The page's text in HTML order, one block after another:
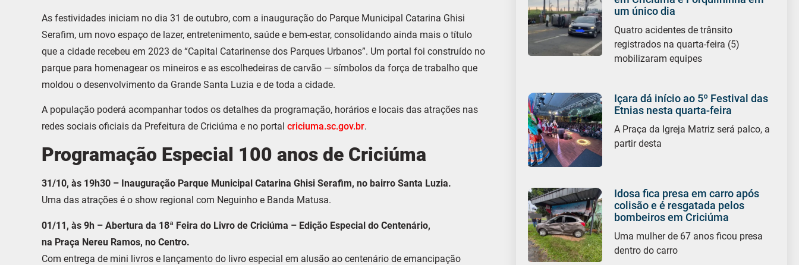
As festividades iniciam no dia 31 de outubro, com a inauguração do Parque Municipal Catarina Ghisi
Serafim, um novo espaço de lazer, entretenimento, saúde e bem-estar, consolidando ainda mais o título
que a cidade recebeu em 2023 de “Capital Catarinense dos Parques Urbanos”. Um portal foi construído no
parque para homenagear os mineiros e as escolhedeiras de carvão — símbolos da força de trabalho que
moldou o desenvolvimento da Grande Santa Luzia e de toda a cidade.
A população poderá acompanhar todos os detalhes da programação, horários e locais das atrações nas
redes sociais oficiais da Prefeitura de Criciúma e no portal criciuma.sc.gov.br.
Programação Especial 100 anos de Criciúma
31/10, às 19h30 – nauguração Parque Municipal Catarina G hisi Serafim, no bairro Santa Luzia.
Uma das atrações é o show regional com Neguinho e Banda Matusa.
01/11, às 9h – Abertura da 18ª Feira do Livro de Criciúma – Edição Especial do Centenário,
na Praça Nereu Ramos, no Centro.
Com entrega de mini livros e lançamento do livro especial em alusão ao centenário de emancipação
um único dia
Quatro acidentes de trânsito
registrados na quarta-feira (5)
mobilizaram equipes
Içara dá início ao 5º Festival das
Etnias nesta quarta-feira
A Praça da Igreja Matriz será palco, a
partir desta
Idosa fica presa em carro após
colisão e é resgatada pelos
bombeiros em Criciúma
Uma mulher de 67 anos ficou presa
dentro do carro